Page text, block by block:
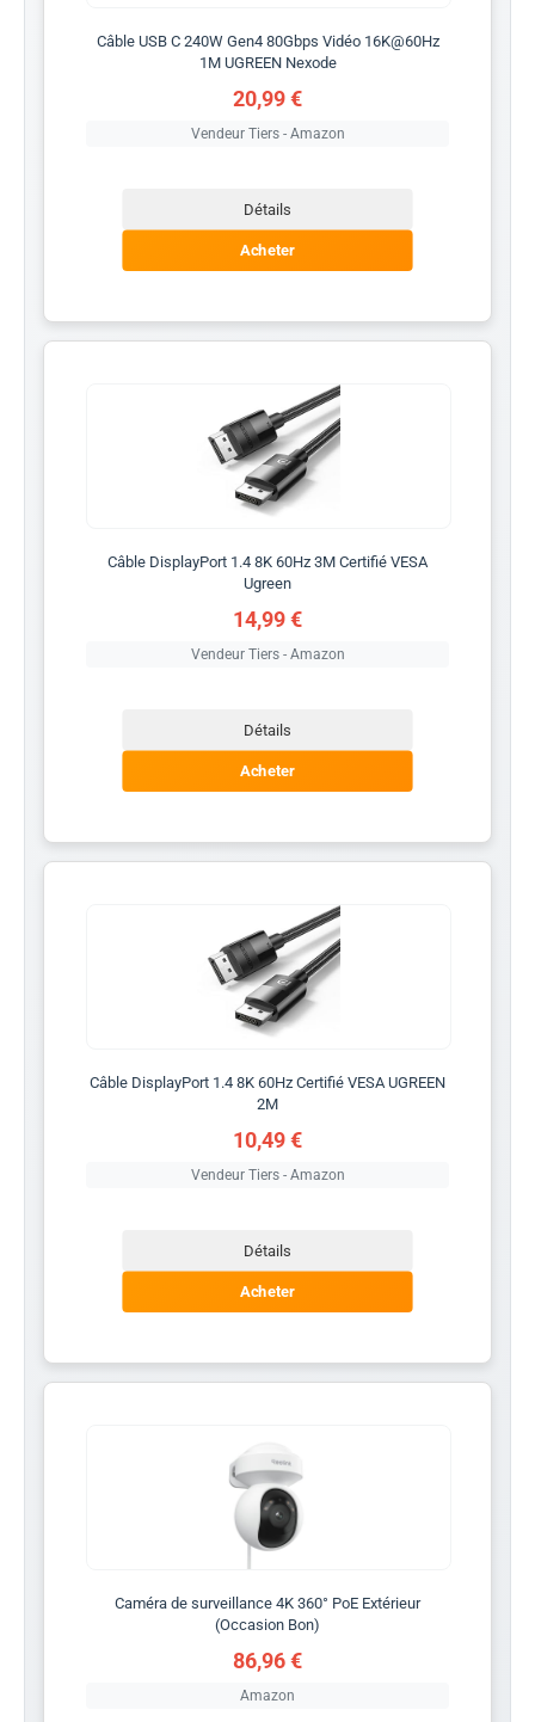
Câble USB C 240W Gen4 80Gbps Vidéo 16K@60Hz
1M UGREEN Nexode
20,99 €
Vendeur Tiers - Amazon
Détails
Acheter
Câble DisplayPort 1.4 8K 60Hz 3M Certifié VESA
Ugreen
14,99 €
Vendeur Tiers - Amazon
Détails
Acheter
Câble DisplayPort 1.4 8K 60Hz Certifié VESA UGREEN
2M
10,49 €
Vendeur Tiers - Amazon
Détails
Acheter
Caméra de surveillance 4K 360° PoE Extérieur
(Occasion Bon)
86,96 €
Amazon